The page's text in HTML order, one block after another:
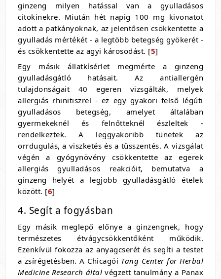
ginzeng milyen hatással van a gyulladásos
citokinekre. Miután hét napig 100 mg kivonatot
adott a patkányoknak, az jelentősen csökkentette a
gyulladás mértékét - a legtöbb betegség gyökerét -
és csökkentette az agyi károsodást. [5]
Egy másik állatkísérlet megmérte a ginzeng
gyulladásgátló hatásait. Az antiallergén
tulajdonságait 40 egeren vizsgálták, melyek
allergiás rhinitiszrel - ez egy gyakori felső légúti
gyulladásos betegség, amelyet általában
gyermekeknél és felnőtteknél észleltek -
rendelkeztek. A leggyakoribb tünetek az
orrdugulás, a viszketés és a tüsszentés. A vizsgálat
végén a gyógynövény csökkentette az egerek
allergiás gyulladásos reakcióit, bemutatva a
ginzeng helyét a legjobb gyulladásgátló ételek
között. [6]
4. Segít a fogyásban
Egy másik meglepő előnye a ginzengnek, hogy
természetes étvágycsökkentőként működik.
Ezenkívül fokozza az anyagcserét és segíti a testet
a zsírégetésben. A Chicagói Tang Center for Herbal
Medicine Research által végzett tanulmány a Panax